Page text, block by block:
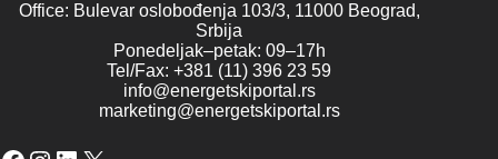
Office: Bulevar oslobođenja 103/3, 11000 Beograd,
Srbija
Ponedeljak–petak: 09–17h
Tel/Fax: +381 (11) 396 23 59
info@energetskiportal.rs
marketing@energetskiportal.rs